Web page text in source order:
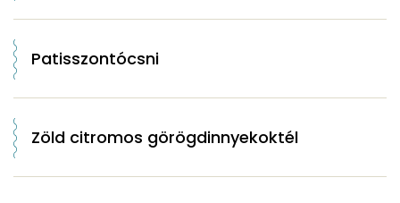
Patisszontócsni
Zöld citromos görögdinnyekoktél